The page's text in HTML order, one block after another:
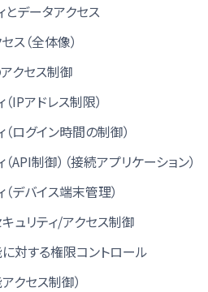
データアクセス
ス（全体像）
クセス制御
IPアドレス制限）
ログイン時間の制御）
API制御）（接続アプリケーション）
デバイス端末管理）
ュリティ/アクセス制御
対する権限コントロール
クセス制御）